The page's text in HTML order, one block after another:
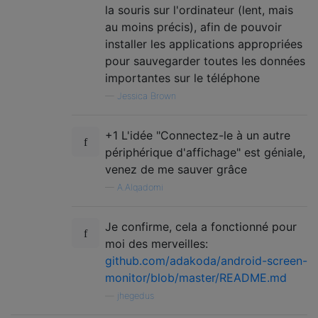
la souris sur l'ordinateur (lent, mais
au moins précis), afin de pouvoir
installer les applications appropriées
pour sauvegarder toutes les données
importantes sur le téléphone
Jessica Brown
+1 L'idée "Connectez-le à un autre
périphérique d'affichage" est géniale,
venez de me sauver grâce
A.Alqadomi
Je confirme, cela a fonctionné pour
moi des merveilles:
github.com/adakoda/android-screen-
monitor/blob/master/README.md
jhegedus